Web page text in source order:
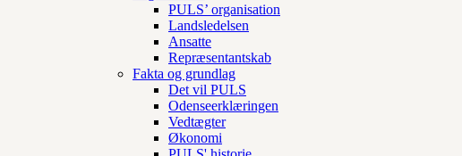
PULS’ organisation
Landsledelsen
Ansatte
Repræsentantskab
Fakta og grundlag
Det vil PULS
Odenseerklæringen
Vedtægter
Økonomi